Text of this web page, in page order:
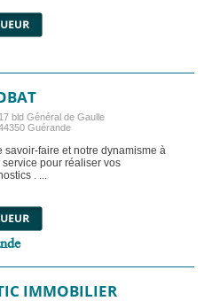
17 bld Général de Gaulle
Guérande
savoir-faire et notre dynamisme à
service pour réaliser vos
. ...
IMMOBILIER